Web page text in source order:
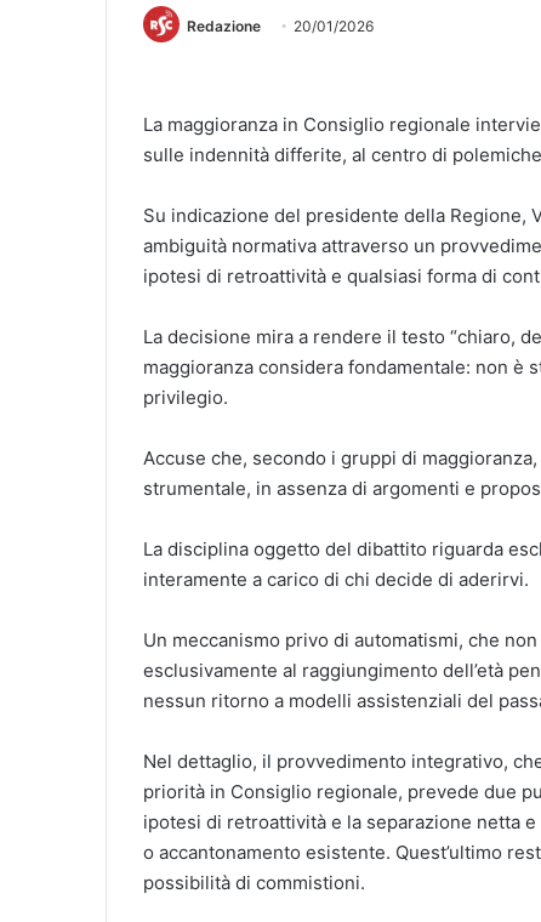
Redazione 20/01/2026
La maggioranza in Consiglio regionale
sulle indennità differite, al centro di
Su indicazione del presidente della Regione,
ambiguità normativa attraverso un
ipotesi di retroattività e qualsiasi forma di
La decisione mira a rendere il testo “chiaro,
maggioranza considera fondamentale: non è
privilegio.
Accuse che, secondo i gruppi di
strumentale, in assenza di argomenti e
La disciplina oggetto del dibattito riguarda
interamente a carico di chi decide di aderirvi.
Un meccanismo privo di automatismi, che
esclusivamente al raggiungimento dell’età
nessun ritorno a modelli assistenziali del
Nel dettaglio, il provvedimento integrativo,
priorità in Consiglio regionale, prevede due
ipotesi di retroattività e la separazione netta
o accantonamento esistente. Quest’ultimo
possibilità di commistioni.